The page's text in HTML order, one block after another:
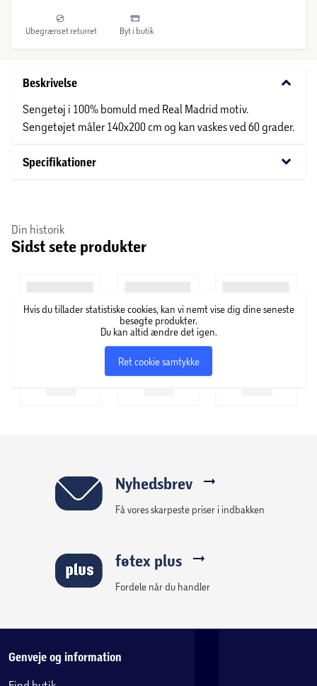
Ubegrænset returret Byt i butik
Beskrivelse keyboard_arrow_down
Sengetøj i 100% bomuld med Real Madrid motiv.
Sengetøjet måler 140x200 cm og kan vaskes ved 60 grader.
Specifikationer keyboard_arrow_down
Din historik
Sidst sete produkter
Hvis du tillader statistiske cookies, kan vi nemt vise dig dine seneste
besøgte produkter.
Du kan altid ændre det igen.
Ret cookie samtykke
Nyhedsbrev
Få vores skarpeste priser i indbakken
føtex plus
Fordele når du handler
Genveje og information